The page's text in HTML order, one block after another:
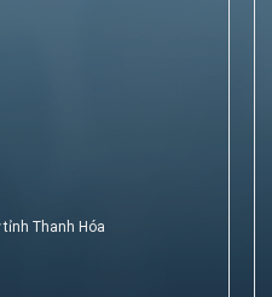
Thanh Hóa